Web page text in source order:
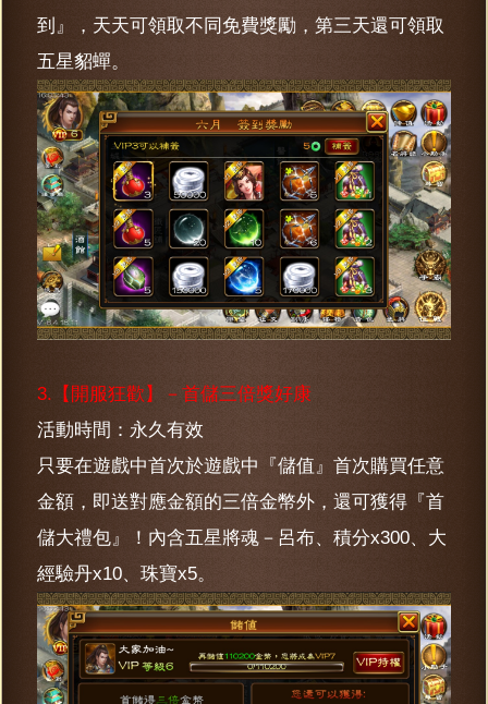
到』，天天可領取不同免費獎勵，第三天還可領取
五星貂蟬。
3.【開服狂歡】－首儲三倍獎好康
活動時間：永久有效
只要在遊戲中首次於遊戲中『儲值』首次購買任意
金額，即送對應金額的三倍金幣外，還可獲得『首
儲大禮包』！內含五星將魂－呂布、積分x300、大
經驗丹x10、珠寶x5。